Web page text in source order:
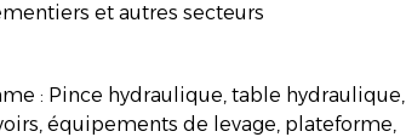
et autres secteurs
: Pince hydraulique, table hydraulique,
équipements de levage, plateforme,